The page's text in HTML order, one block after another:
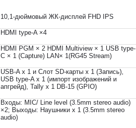
10,1-дюймовый ЖК-дисплей FHD IPS
HDMI type-A ×4
HDMI PGM × 2 HDMI Multiview × 1 USB type-
C × 1 (Capture) LAN× 1(RG45 Stream)
USB-A x 1 и Слот SD-карты х 1 (Запись),
USB type-A х 1 (импорт изображений и
апгрейд), Tally x 1 DB-15 (GPIO)
Входы: MIC/ Line level (3.5mm stereo audio)
×2; Выходы: Наушники х 1 (3.5mm stereo
audio)